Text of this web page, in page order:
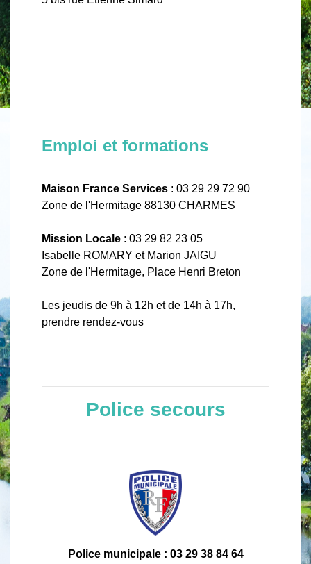
Emploi et formations
Maison France Services : 03 29 29 72 90
Zone de l'Hermitage 88130 CHARMES
Mission Locale : 03 29 82 23 05
Isabelle ROMARY et Marion JAIGU
Zone de l'Hermitage, Place Henri Breton
Les jeudis de 9h à 12h et de 14h à 17h,
prendre rendez-vous
Police secours
Police municipale : 03 29 38 84 64